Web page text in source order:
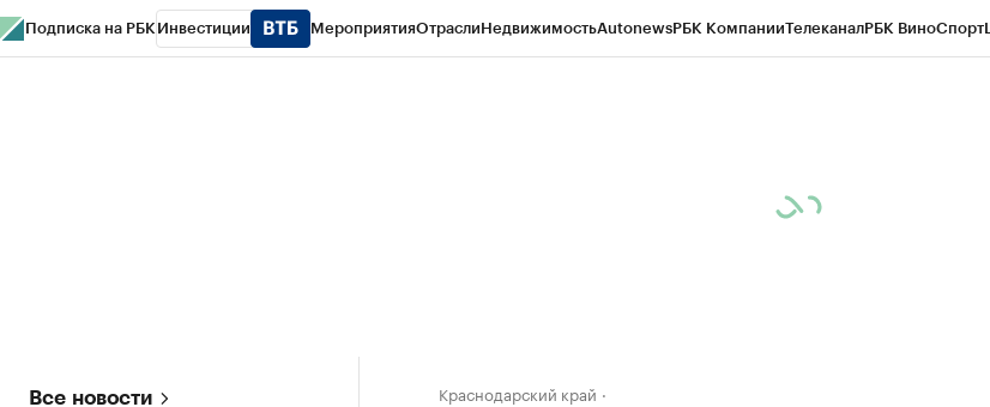
Подписка на РБК Инвестиции МероприятияОтраслиНедвижимостьAutonewsРБК КомпанииТелеканалРБК ВиноСпорт
Все новости Краснодарский край